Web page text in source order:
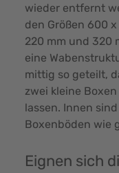
wieder entfernt
den Größen 600
220 mm und 320
eine
mittig so geteilt,
zwei kleine
lassen. Innen
Boxenböden wie
Eignen sich